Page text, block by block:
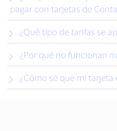
pagar con tarjetas de
¿Qué tipo de tarifas se
¿Por qué no funcionan
¿Cómo sé que mi tarjeta